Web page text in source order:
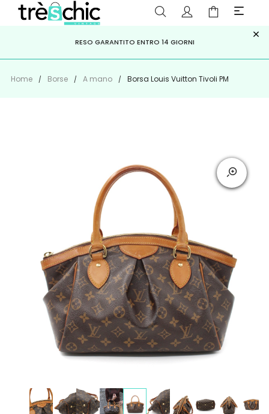
PAGA A RATE CONKLARNA,HEYLIGHT, APPAGO
ISCRIVITI ALLA NEWSLETTER PER NON PERDERE SCONTI E
OFFERTE IMPERDIBILI!
RESO GARANTITO ENTRO 14 GIORNI ×
Home Borse A mano Borsa Louis Vuitton Tivoli PM